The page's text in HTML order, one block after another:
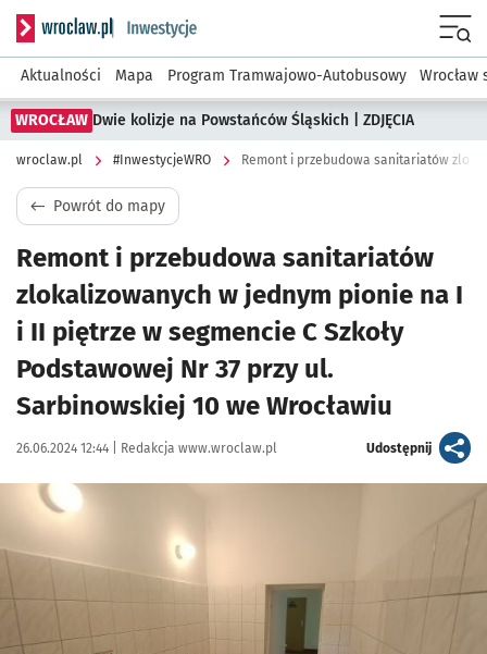
Serwis informacyjny wroclaw.pl podserwis:
Aktualności Mapa Program Tramwajowo-Autobusowy Wrocław
WROCŁAW Dwie kolizje na Powstańców Śląskich | ZDJĘCIA
wroclaw.pl #InwestycjeWRO
Powrót do mapy
Remont i przebudowa sanitariatów
zlokalizowanych w jednym pionie na I
i II piętrze w segmencie C Szkoły
Podstawowej Nr 37 przy ul.
Sarbinowskiej 10 we Wrocławiu
Data publikacji:
26.06.2024 12:44 | Autor:
Redakcja www.wroclaw.pl Udostępnijartykuł
Kliknij, aby powiększyć